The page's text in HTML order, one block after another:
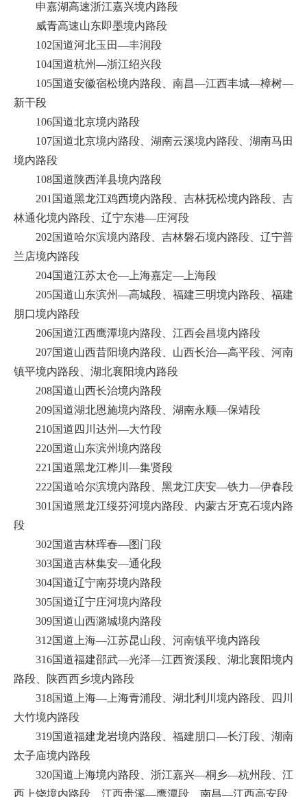
申嘉湖高速浙江嘉兴境内路段
威青高速山东即墨境内路段
102国道河北玉田—丰润段
104国道杭州—浙江绍兴段
105国道安徽宿松境内路段、南昌—江西丰城—樟树—
新干段
106国道北京境内路段
107国道北京境内路段、湖南云溪境内路段、湖南马田
境内路段
108国道陕西洋县境内路段
201国道黑龙江鸡西境内路段、吉林抚松境内路段、吉
林通化境内路段、辽宁东港—庄河段
202国道哈尔滨境内路段、吉林磐石境内路段、辽宁普
兰店境内路段
204国道江苏太仓—上海嘉定—上海段
205国道山东滨州—高城段、福建三明境内路段、福建
朋口境内路段
206国道江西鹰潭境内路段、江西会昌境内路段
207国道山西昔阳境内路段、山西长治—高平段、河南
镇平境内路段、湖北襄阳境内路段
208国道山西长治境内路段
209国道湖北恩施境内路段、湖南永顺—保靖段
210国道四川达州—大竹段
220国道山东滨州境内路段
221国道黑龙江桦川—集贤段
222国道哈尔滨境内路段、黑龙江庆安—铁力—伊春段
301国道黑龙江绥芬河境内路段、内蒙古牙克石境内路
段
302国道吉林珲春—图门段
303国道吉林集安—通化段
304国道辽宁南芬境内路段
305国道辽宁庄河境内路段
309国道山西潞城境内路段
312国道上海—江苏昆山段、河南镇平境内路段
316国道福建邵武—光泽—江西资溪段、湖北襄阳境内
路段、陕西西乡境内路段
318国道上海—上海青浦段、湖北利川境内路段、四川
大竹境内路段
319国道福建龙岩境内路段、福建朋口—长汀段、湖南
太子庙境内路段
320国道上海境内路段、浙江嘉兴—桐乡—杭州段、江
西上饶境内路段、江西贵溪—鹰潭段、南昌—江西高安段